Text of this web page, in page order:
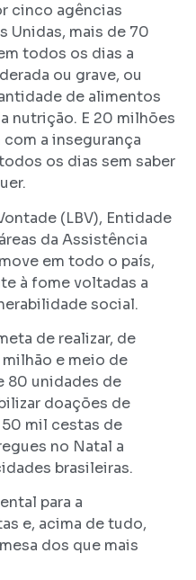
cinco agências
Unidas, mais de 70
todos os dias a
ou grave, ou
de alimentos
nutrição. E 20 milhões
a insegurança
os dias sem saber
(LBV), Entidade
da Assistência
em todo o país,
à fome voltadas a
social.
de realizar, de
e meio de
80 unidades de
doações de
mil cestas de
no Natal a
brasileiras.
para a
e, acima de tudo,
dos que mais